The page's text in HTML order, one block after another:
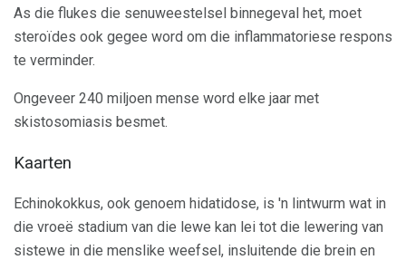
As die flukes die senuweestelsel binnegeval het, moet
steroïdes ook gegee word om die inflammatoriese respons
te verminder.
Ongeveer 240 miljoen mense word elke jaar met
skistosomiasis besmet.
Kaarten
Echinokokkus, ook genoem hidatidose, is 'n lintwurm wat in
die vroeë stadium van die lewe kan lei tot die lewering van
sistewe in die menslike weefsel, insluitende die brein en